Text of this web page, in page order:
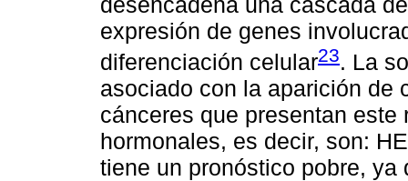
expresión de genes
diferenciación celular23. La
asociado con la aparición de
cánceres que presentan
hormonales, es decir, son:
tiene un pronóstico pobre,